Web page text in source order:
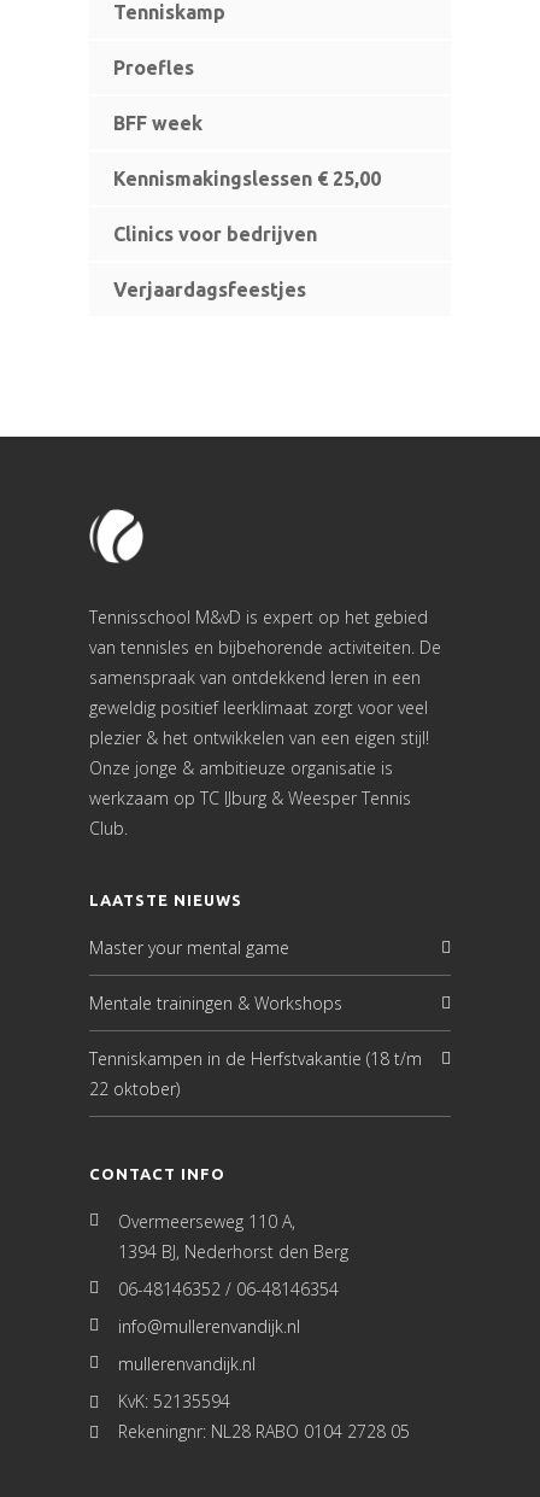
Tenniskamp
Proefles
BFF week
Kennismakingslessen € 25,00
Clinics voor bedrijven
Verjaardagsfeestjes
Tennisschool M&vD is expert op het gebied
van tennisles en bijbehorende activiteiten. De
samenspraak van ontdekkend leren in een
geweldig positief leerklimaat zorgt voor veel
plezier & het ontwikkelen van een eigen stijl!
Onze jonge & ambitieuze organisatie is
werkzaam op TC IJburg & Weesper Tennis
Club.
LAATSTE NIEUWS
Master your mental game
Mentale trainingen & Workshops
Tenniskampen in de Herfstvakantie (18 t/m
22 oktober)
CONTACT INFO
Overmeerseweg 110 A,
1394 BJ, Nederhorst den Berg
06-48146352 / 06-48146354
info@mullerenvandijk.nl
mullerenvandijk.nl
KvK: 52135594
Rekeningnr: NL28 RABO 0104 2728 05